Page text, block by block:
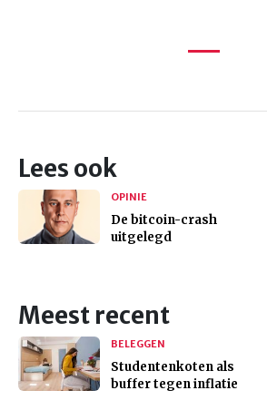
Lees ook
OPINIE
De bitcoin-crash
uitgelegd
Meest recent
BELEGGEN
Studentenkoten als
buffer tegen inflatie